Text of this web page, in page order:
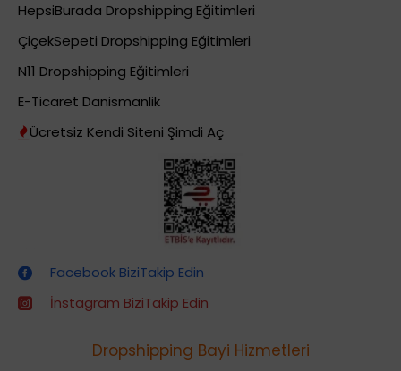
HepsiBurada Dropshipping Eğitimleri
ÇiçekSepeti Dropshipping Eğitimleri
N11 Dropshipping Eğitimleri
E-Ticaret Danismanlik
Ücretsiz Kendi Siteni Şimdi Aç
Facebook BiziTakip Edin
İnstagram BiziTakip Edin
Dropshipping Bayi Hizmetleri